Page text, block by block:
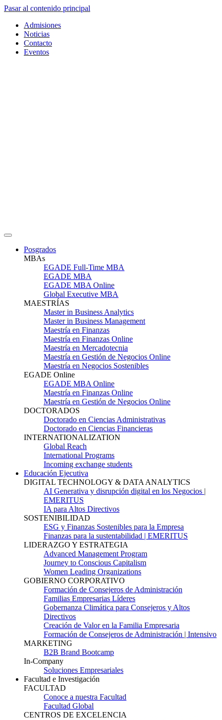
Pasar al contenido principal
Admisiones
Noticias
Contacto
Eventos
Posgrados
MBAs
EGADE Full-Time MBA
EGADE MBA
EGADE MBA Online
Global Executive MBA
MAESTRÍAS
Master in Business Analytics
Master in Business Management
Maestría en Finanzas
Maestría en Finanzas Online
Maestría en Mercadotecnia
Maestría en Gestión de Negocios Online
Maestría en Negocios Sostenibles
EGADE Online
EGADE MBA Online
Maestría en Finanzas Online
Maestría en Gestión de Negocios Online
DOCTORADOS
Doctorado en Ciencias Administrativas
Doctorado en Ciencias Financieras
INTERNATIONALIZATION
Global Reach
International Programs
Incoming exchange students
Educación Ejecutiva
DIGITAL TECHNOLOGY & DATA ANALYTICS
AI Generativa y disrupción digital en los Negocios |
EMERITUS
IA para Altos Directivos
SOSTENIBILIDAD
ESG y Finanzas Sostenibles para la Empresa
Finanzas para la sustentabilidad | EMERITUS
LIDERAZGO Y ESTRATEGIA
Advanced Management Program
Journey to Conscious Capitalism
Women Leading Organizations
GOBIERNO CORPORATIVO
Formación de Consejeros de Administración
Familias Empresarias Líderes
Gobernanza Climática para Consejeros y Altos
Directivos
Creación de Valor en la Familia Empresaria
Formación de Consejeros de Administración | Intensivo
MARKETING
B2B Brand Bootcamp
In-Company
Soluciones Empresariales
Facultad e Investigación
FACULTAD
Conoce a nuestra Facultad
Facultad Global
CENTROS DE EXCELENCIA